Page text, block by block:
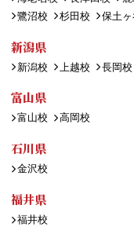
鷺沼校
杉田校 保土
新潟県
新潟校 上越校 長岡校
富山県
富山校 高岡校
石川県
金沢校
福井県
福井校